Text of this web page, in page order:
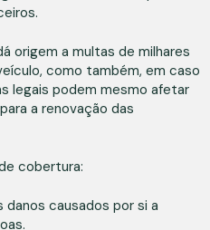
origem a multas de milhares
como também, em caso
legais podem mesmo afetar
a renovação das
cobertura:
danos causados por si a